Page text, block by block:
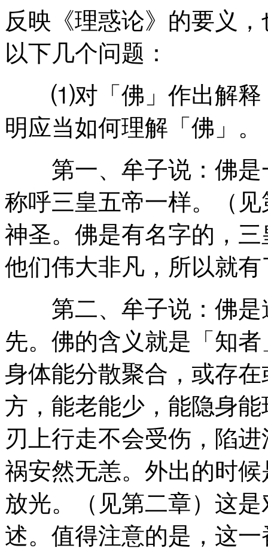
反映《理惑论》的要义
以下几个问题：
⑴对「佛」作出解释
明应当如何理解「佛」。
第一、牟子说：佛是
称呼三皇五帝一样。（
神圣。佛是有名字的，
他们伟大非凡，所以就
第二、牟子说：佛是
先。佛的含义就是「知
身体能分散聚合，或存
方，能老能少，能隐身
刃上行走不会受伤，陷
祸安然无恙。外出的时
放光。（见第二章）这
述。值得注意的是，这